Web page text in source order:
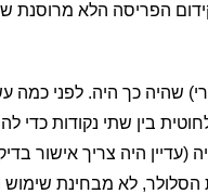
הפריסה הלא מרוסנת של
שהיה כך היה. לפני כמה
בין שתי נקודות כדי
(עדיין היה צריך אישור
לא מבחינת שימוש